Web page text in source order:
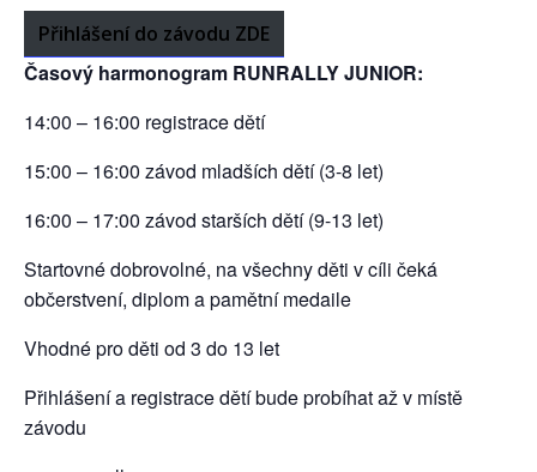
Přihlášení do závodu ZDE
Časový harmonogram RUNRALLY JUNIOR:
14:00 – 16:00 registrace dětí
15:00 – 16:00 závod mladších dětí (3-8 let)
16:00 – 17:00 závod starších dětí (9-13 let)
Startovné dobrovolné, na všechny děti v cíli čeká
občerstvení, diplom a pamětní medaile
Vhodné pro děti od 3 do 13 let
Přihlášení a registrace dětí bude probíhat až v místě
závodu